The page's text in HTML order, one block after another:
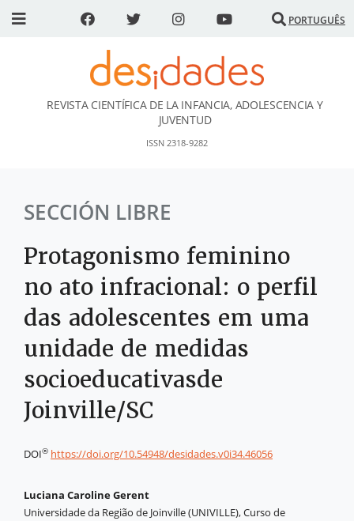
PORTUGUÊS
DESidades
REVISTA CIENTÍFICA DE LA INFANCIA, ADOLESCENCIA Y
JUVENTUD
ISSN 2318-9282
SECCIÓN LIBRE
Protagonismo feminino
no ato infracional: o perfil
das adolescentes em uma
unidade de medidas
socioeducativasde
Joinville/SC
DOI® https://doi.org/10.54948/desidades.v0i34.46056
Luciana Caroline Gerent
Universidade da Região de Joinville (UNIVILLE), Curso de